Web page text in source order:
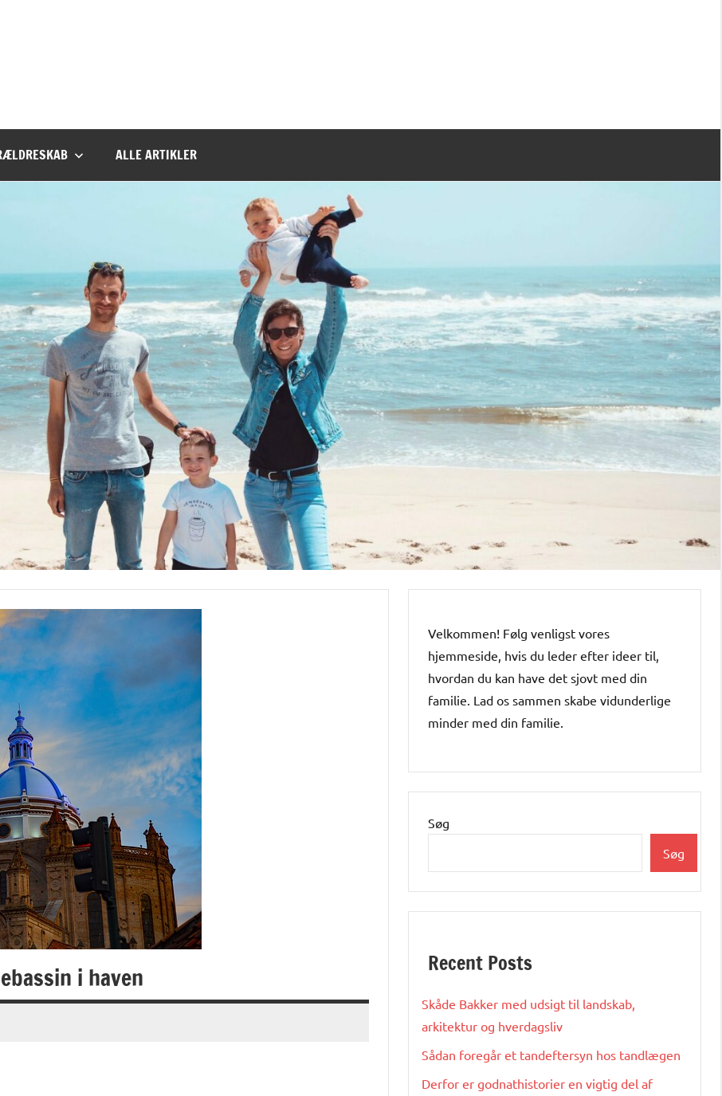
ALLE ARTIKLER
i haven
Velkommen! Følg venligst vores
hjemmeside, hvis du leder efter ideer til,
hvordan du kan have det sjovt med din
familie. Lad os sammen skabe vidunderlige
minder med din familie.
Søg
Søg
Recent Posts
Skåde Bakker med udsigt til landskab,
arkitektur og hverdagsliv
Sådan foregår et tandeftersyn hos tandlægen
Derfor er godnathistorier en vigtig del af